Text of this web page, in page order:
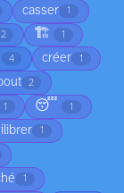
casser 1
2 🏗️ 1
4 créer 1
2
1 😴 1
1
1